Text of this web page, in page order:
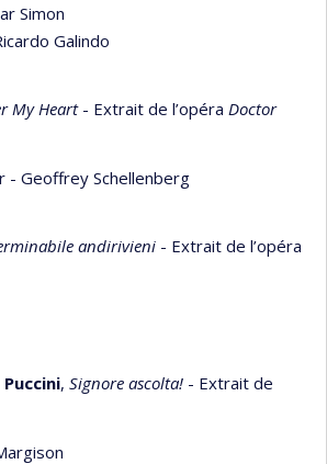
Simon
Galindo
My Heart- Extrait de l’opéra Doctor
- Geoffrey Schellenberg
andirivieni - Extrait de l’opéra
, Signore ascolta! - Extrait de